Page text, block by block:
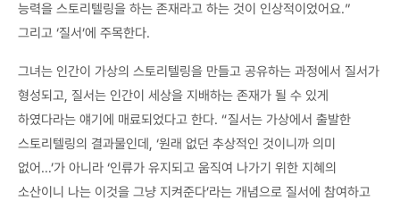
능력을 스토리텔링을 하는 존재라고 하는 것이 인상적이었어요.”
그리고 ‘질서’에 주목한다.
그녀는 인간이 가상의 스토리텔링을 만들고 공유하는 과정에서 질서가
형성되고, 질서는 인간이 세상을 지배하는 존재가 될 수 있게
하였다라는 얘기에 매료되었다고 한다. “질서는 가상에서 출발한
스토리텔링의 결과물인데, ‘원래 없던 추상적인 것이니까 의미
없어…’가 아니라 ‘인류가 유지되고 움직여 나가기 위한 지혜의
소산이니 나는 이것을 그냥 지켜준다’라는 개념으로 질서에 참여하고